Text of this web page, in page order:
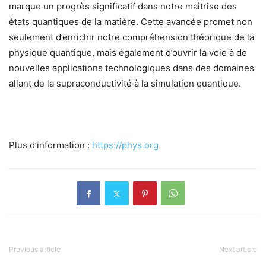
marque un progrès significatif dans notre maîtrise des
états quantiques de la matière. Cette avancée promet non
seulement d’enrichir notre compréhension théorique de la
physique quantique, mais également d’ouvrir la voie à de
nouvelles applications technologiques dans des domaines
allant de la supraconductivité à la simulation quantique.
Plus d’information : https://phys.org
Previous article Next article